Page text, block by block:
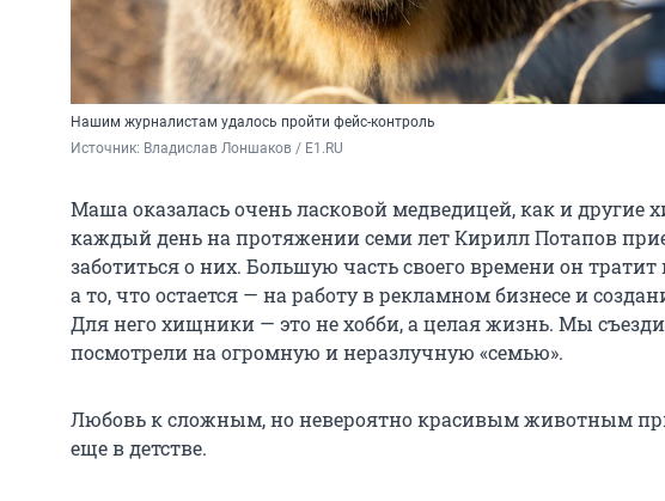
Нашим журналистам удалось пройти фейс-контроль
Источник: Владислав Лоншаков / E1.RU
Маша оказалась очень ласковой медведицей, как и другие
каждый день на протяжении семи лет Кирилл Потапов
заботиться о них. Большую часть своего времени он тратит
а то, что остается — на работу в рекламном бизнесе и
Для него хищники — это не хобби, а целая жизнь. Мы
посмотрели на огромную и неразлучную «семью».
Любовь к сложным, но невероятно красивым животным
еще в детстве.